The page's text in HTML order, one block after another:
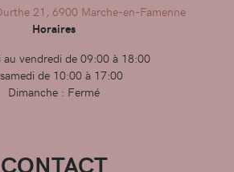
21, 6900 Marche-en-Famenne
Horaires
vendredi de 09:00 à 18:00
de 10:00 à 17:00
Dimanche : Fermé
CONTACT